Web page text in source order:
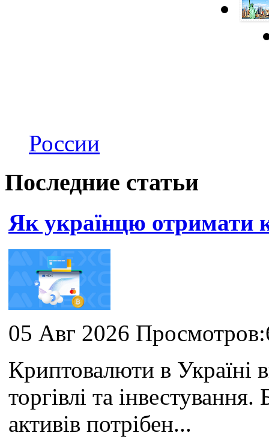
России
Последние статьи
Як українцю отримати
05 Авг 2026
Криптовалюти в Україні
торгівлі та
активів потрібен...